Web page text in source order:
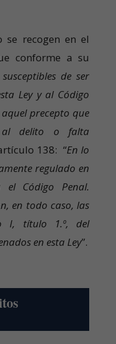
se recogen en el
conforme a su
de ser
Ley y al Código
precepto que
al delito o falta
138: “En lo
regulado en
el Código Penal.
en todo caso, las
I, título 1.º, del
en esta Ley”.